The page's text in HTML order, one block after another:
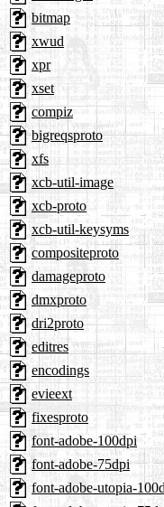
bitmap
xwud
xpr
xset
compiz
bigreqsproto
xfs
xcb-util-image
xcb-proto
xcb-util-keysyms
compositeproto
damageproto
dmxproto
dri2proto
editres
encodings
evieext
fixesproto
font-adobe-100dpi
font-adobe-75dpi
font-adobe-utopia-